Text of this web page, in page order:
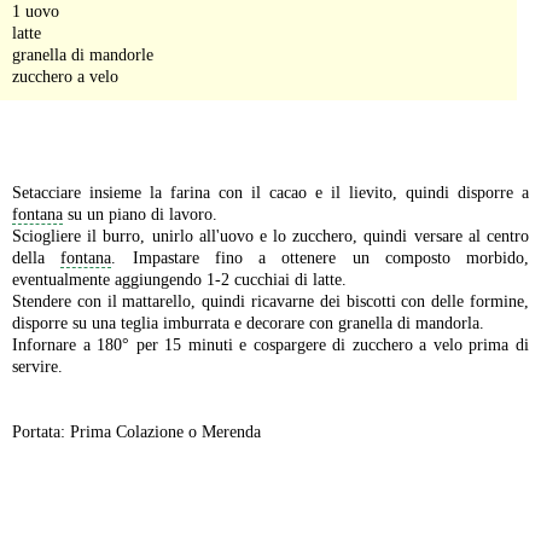
1 uovo
latte
granella di mandorle
zucchero a velo
Setacciare insieme la farina con il cacao e il lievito, quindi disporre a
fontana su un piano di lavoro.
Sciogliere il burro, unirlo all'uovo e lo zucchero, quindi versare al centro
dellafontana . Impastare fino a ottenere un composto morbido,
eventualmente aggiungendo 1-2 cucchiai di latte.
Stendere con il mattarello, quindi ricavarne dei biscotti con delle formine,
disporre su una teglia imburrata e decorare con granella di mandorla.
Infornare a 180° per 15 minuti e cospargere di zucchero a velo prima di
servire.
Portata: Prima Colazione o Merenda